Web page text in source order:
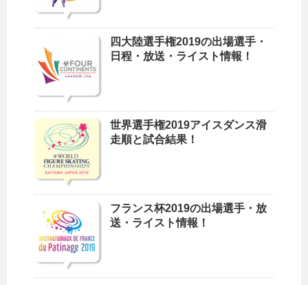
四大陸選手権2019の出場選手・
日程・放送・ライスト情報！
世界選手権2019アイスダンス滑
走順と試合結果！
フランス杯2019の出場選手・放
送・ライスト情報！